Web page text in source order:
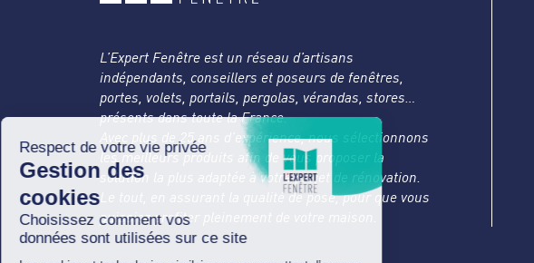
L’Expert Fenêtre est un réseau d’artisans
indépendants, conseillers et poseurs de fenêtres,
portes, volets, portails, pergolas, vérandas, stores…
présents dans toute la France.
Avec plus de 25 ans d’expérience, nous sélectionnons
les meilleurs produits afin de vous proposer la
solution la plus adaptée à votre projet de rénovation.
Le tout, en assurant la qualité de pose, pour que vous
puissiez profiter pleinement de votre maison.